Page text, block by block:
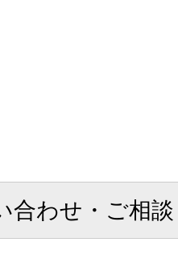
合わせ・ご相談